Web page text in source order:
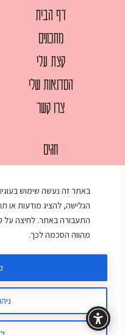
באתר זה נעשה שימוש
הגלישה, להציג מודעות או
התעבורה באתר. לחיצה
מהווה הסכמה לכך.
דף הבית
מתכונים
קצת עלי
הסדנאות שלי
צרו קשר
חגים
מאפים
ממולאים
מרקים
© כל הזכויות שמורות לענת
תקנון